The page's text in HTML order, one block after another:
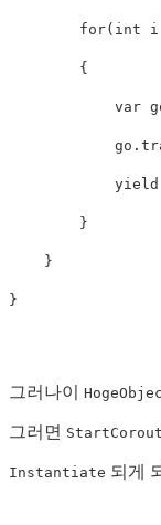
for( int i
{
var
go .
yield
}
}
}
그러나이
그러면
Instantiate 되게